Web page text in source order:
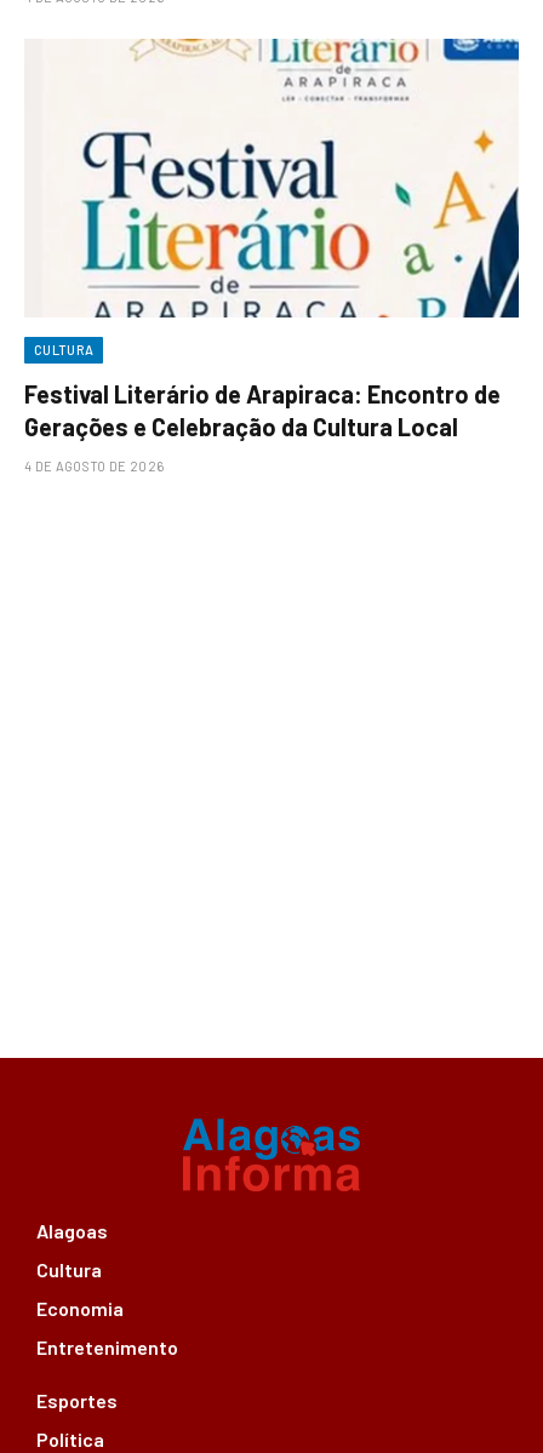
CULTURA
Festival Literário de Arapiraca: Encontro de
Gerações e Celebração da Cultura Local
4 DE AGOSTO DE 2026
Alagoas
Cultura
Economia
Entretenimento
Esportes
Política